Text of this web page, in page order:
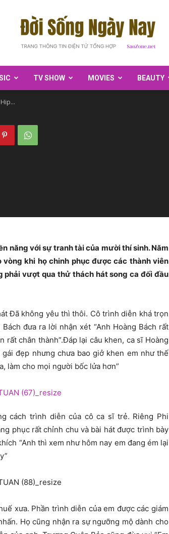
TV SHOW MOVIES BEAUTY
năng với sự tranh tài của mười thí sinh. Năm
khi họ chinh phục được các thành viên
phải vượt qua thử thách hát song ca đối đầu
Đã không yêu thì thôi. Cô trình diễn khá trọn
đưa ra lời nhận xét “Anh Hoàng Bách rất
chân thành”.Đáp lại câu khen, ca sĩ Hoàng
đẹp nhưng chưa bao giở khen em như thế
làm cho mọi người bốc lửa hơn”
cách trình diễn của cô ca sĩ trẻ. Riêng Phi
phục rất chỉnh chu và bài hát được trình bày
“Anh thì xem như hôm nay em đang ém lại
xưa. Phần trình diễn của em được các giám
Họ cũng nhận ra sự ngưỡng mộ dành cho